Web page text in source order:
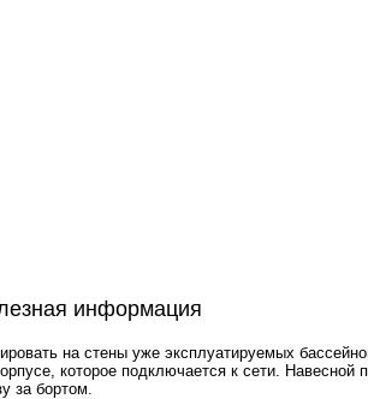
информация
на стены уже эксплуатируемых
которое подключается к сети. Навесной
за бортом.